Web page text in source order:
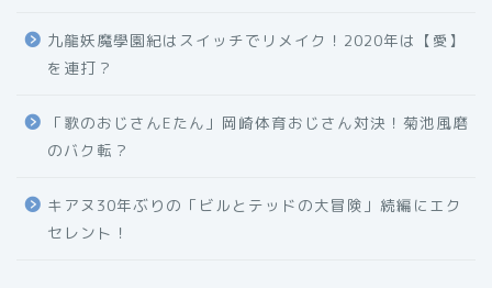
九龍妖魔學園紀はスイッチでリメイク！2020年は【愛】
を連打？
「歌のおじさんEたん」岡崎体育おじさん対決！菊池風磨
のバク転？
キアヌ30年ぶりの「ビルとテッドの大冒険」続編にエク
セレント！